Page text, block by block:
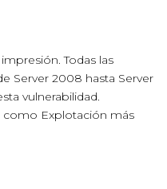
Todas las
Server 2008 hasta Server
vulnerabilidad.
como Explotación más